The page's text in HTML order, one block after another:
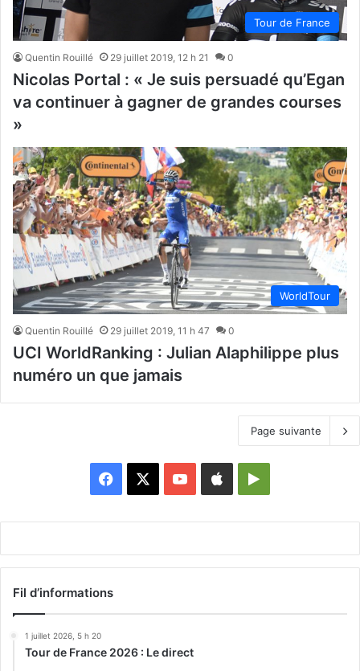
Tour de France
Quentin Rouillé 29 juillet 2019, 12 h 21 0
Nicolas Portal : « Je suis persuadé qu’Egan
va continuer à gagner de grandes courses
»
WorldTour
Quentin Rouillé 29 juillet 2019, 11 h 47 0
UCI WorldRanking : Julian Alaphilippe plus
numéro un que jamais
Page suivante
Facebook YouTubeAppleGoogle
Fil d’informations
1 juillet 2026, 5 h 20
Tour de France 2026 : Le direct